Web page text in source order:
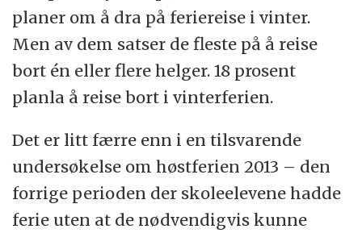
planer om å dra på feriereise i vinter.
Men av dem satser de fleste på å reise
bort én eller flere helger. 18 prosent
planla å reise bort i vinterferien.
Det er litt færre enn i en tilsvarende
undersøkelse om høstferien 2013 – den
forrige perioden der skoleelevene hadde
ferie uten at de nødvendigvis kunne